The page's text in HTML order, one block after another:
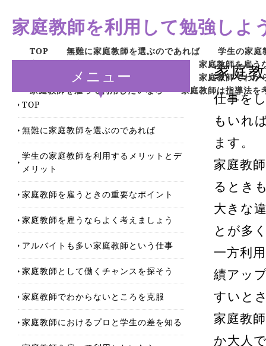
家庭教師を利用して勉強しよ
TOP 無難に家庭教師を選ぶのであれば
学生の家庭
家庭教師を雇うときの重要なポイント
家庭教師を雇う
家庭教師として働くチャンスを探そう
家庭教師でわか
家庭教師を雇って利用したいなら
家庭教師は指導法を
家庭
仕事を
もいれ
ます。
家庭教
るとき
大きな
とが多
一方利
績アッ
すいと
家庭教
か大人
メニュー
TOP
無難に家庭教師を選ぶのであれば
学生の家庭教師を利用するメリットとデ
メリット
家庭教師を雇うときの重要なポイント
家庭教師を雇うならよく考えましょう
アルバイトも多い家庭教師という仕事
家庭教師として働くチャンスを探そう
家庭教師でわからないところを克服
家庭教師におけるプロと学生の差を知る